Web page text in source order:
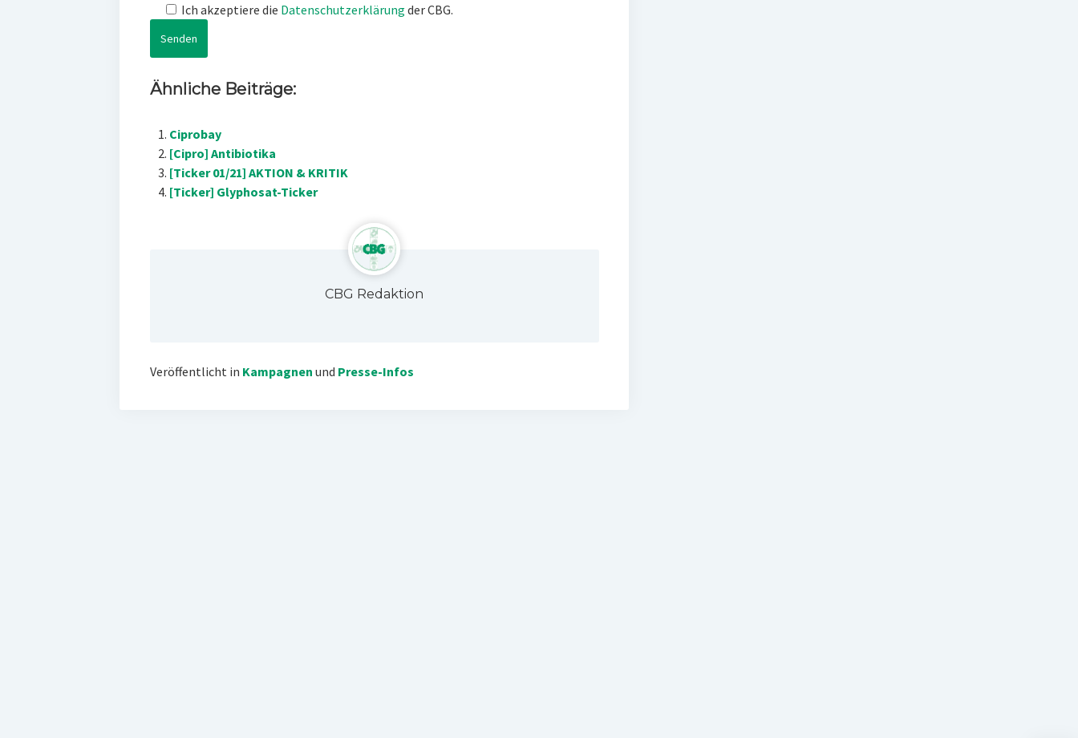
Ich akzeptiere die Datenschutzerklärung der CBG.
Ähnliche Beiträge:
Ciprobay
[Cipro] Antibiotika
[Ticker 01/21] AKTION & KRITIK
[Ticker] Glyphosat-Ticker
CBG Redaktion
Veröffentlicht in Kampagnen und Presse-Infos